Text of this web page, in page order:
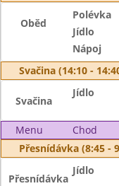
Oběd
Polévka
Jídlo
Nápoj
Svačina (14:10 -
Svačina
Jídlo
Menu Chod
Přesnídávka (8:45 -
Přesnídávka
Jídlo